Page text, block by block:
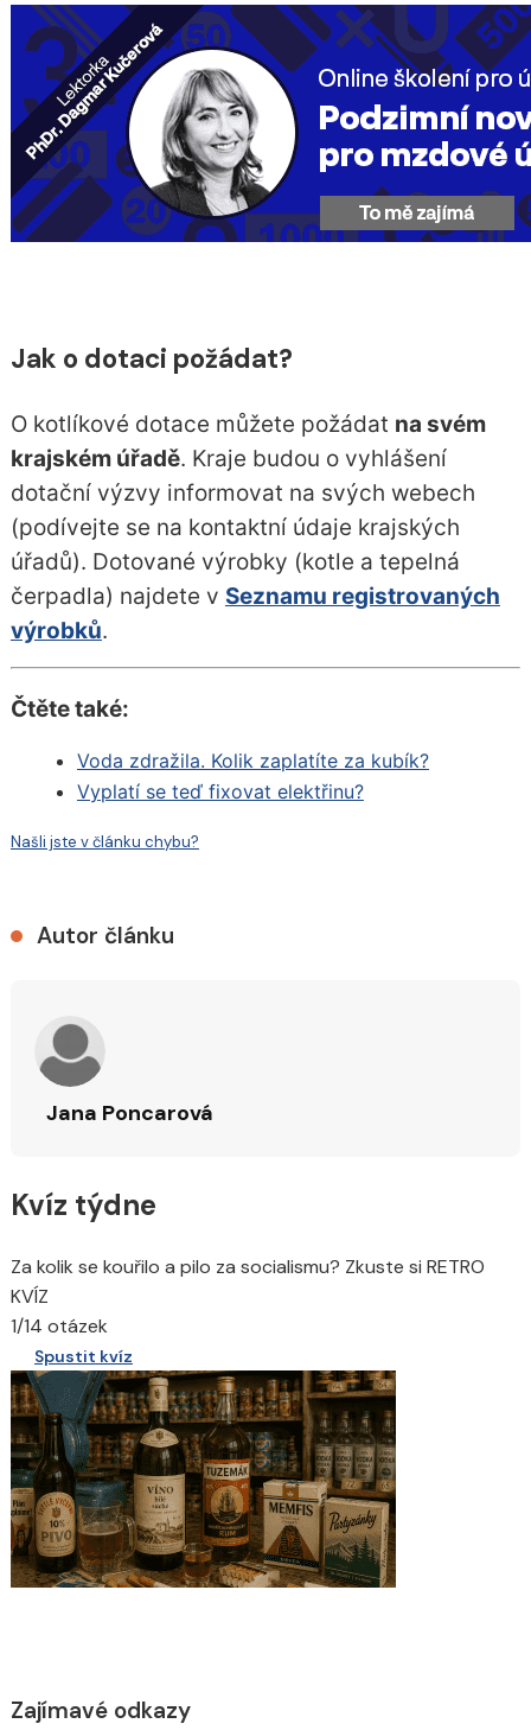
Jak o dotaci požádat?
O kotlíkové dotace můžete požádat na svém
krajském úřadě. Kraje budou o vyhlášení
dotační výzvy informovat na svých webech
(podívejte se na kontaktní údaje krajských
úřadů). Dotované výrobky (kotle a tepelná
čerpadla) najdete v Seznamu registrovaných
výrobků.
Čtěte také:
Voda zdražila. Kolik zaplatíte za kubík?
Vyplatí se teď fixovat elektřinu?
Našli jste v článku chybu?
Autor článku
Jana Poncarová
Kvíz týdne
Za kolik se kouřilo a pilo za socialismu? Zkuste si RETRO
KVÍZ
1/14 otázek
Spustit kvíz
Zajímavé odkazy